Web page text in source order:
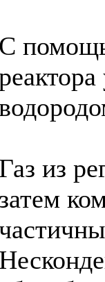
С
Газ из
затем